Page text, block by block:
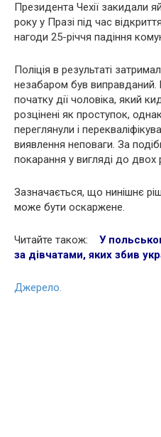
Президента Чехії закидали
року у Празі під час
нагоди 25-річчя падіння
Поліція в результаті
незабаром був виправданий.
початку дії чоловіка, який
розцінені як проступок,
переглянули і
виявлення неповаги. За
покарання у вигляді до двох
Зазначається, що нинішнє
може бути оскаржене.
Читайте також: У
за дівчатами, яких збив
Джерело.